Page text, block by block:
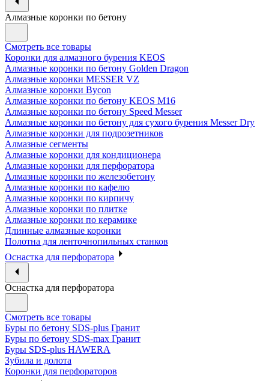
Алмазные коронки по бетону
Смотреть все товары
Коронки для алмазного бурения KEOS
Алмазные коронки по бетону Golden Dragon
Алмазные коронки MESSER VZ
Алмазные коронки Bycon
Алмазные коронки по бетону KEOS M16
Алмазные коронки по бетону Speed Messer
Алмазные коронки по бетону для сухого бурения Messer Dry
Алмазные коронки для подрозетников
Алмазные сегменты
Алмазные коронки для кондиционера
Алмазные коронки для перфоратора
Алмазные коронки по железобетону
Алмазные коронки по кафелю
Алмазные коронки по кирпичу
Алмазные коронки по плитке
Алмазные коронки по керамике
Длинные алмазные коронки
Полотна для ленточнопильных станков
Оснастка для перфоратора
Оснастка для перфоратора
Смотреть все товары
Буры по бетону SDS-plus Гранит
Буры по бетону SDS-max Гранит
Буры SDS-plus HAWERA
Зубила и долота
Коронки для перфораторов